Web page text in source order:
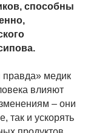
способны
правда» медик
влияют
– они
так и ускорять